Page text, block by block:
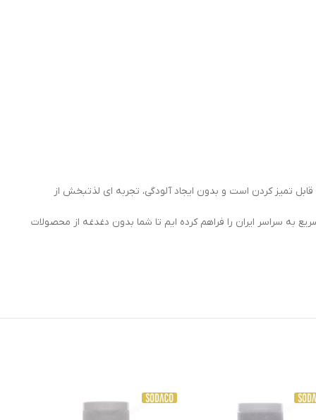
قابل تمیز کردن است و بدون ایجاد آلودگی، تجربه ای لذتبخش از
به سراسر ایران را فراهم کرده ایم تا شما بدون دغدغه از محصولات